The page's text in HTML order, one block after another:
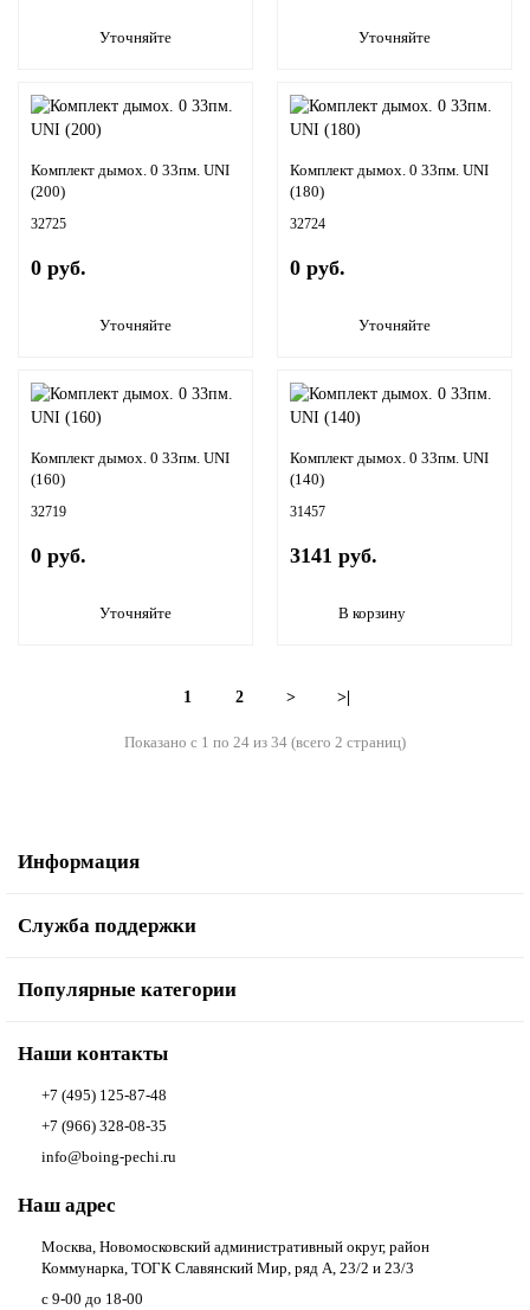
Уточняйте Уточняйте
Комплект дымох. 0 33пм. UNI
(200)
32725
0 руб.
Уточняйте
Комплект дымох. 0 33пм. UNI
(180)
32724
0 руб.
Уточняйте
Комплект дымох. 0 33пм. UNI
(160)
32719
0 руб.
Уточняйте
Комплект дымох. 0 33пм. UNI
(140)
31457
3141 руб.
В корзину
1 2 > >|
Показано с 1 по 24 из 34 (всего 2 страниц)
Информация
Служба поддержки
Популярные категории
Наши контакты
+7 (495) 125-87-48
+7 (966) 328-08-35
info@boing-pechi.ru
Наш адрес
Москва, Новомосковский административный округ, район
Коммунарка, ТОГК Славянский Мир, ряд А, 23/2 и 23/3
с 9-00 до 18-00